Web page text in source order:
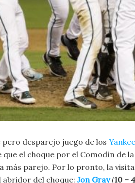
pero desparejo juego de los
el choque por el Comodín de
más parejo. Por lo pronto, la visita
del choque: Jon Gray(10 – 4